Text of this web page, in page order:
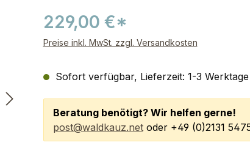
229,00 €*
Preise inkl. MwSt. zzgl. Versandkosten
Sofort verfügbar, Lieferzeit: 1-3
Beratung benötigt? Wir helfen gerne!
post@waldkauz.netoder +49 (0)2131